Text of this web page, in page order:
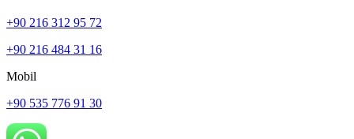
+90 216 312 95 72
+90 216 484 31 16
Mobil
+90 535 776 91 30